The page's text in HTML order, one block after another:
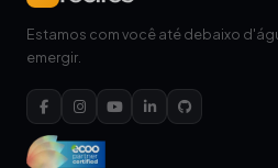
Estamos com você até debaixo
emergir.